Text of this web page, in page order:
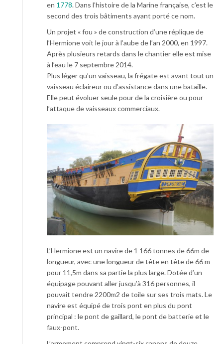
en 1778. Dans l’histoire de la Marine française, c’est le
second des trois bâtiments ayant porté ce nom.
Un projet « fou » de construction d’une réplique de
l’Hermione voit le jour à l’aube de l’an 2000, en 1997.
Après plusieurs retards dans le chantier elle est mise
à l’eau le 7 septembre 2014.
Plus léger qu’un vaisseau, la frégate est avant tout un
vaisseau éclaireur ou d’assistance dans une bataille.
Elle peut évoluer seule pour de la croisière ou pour
l’attaque de vaisseaux commerciaux.
L’Hermione est un navire de 1 166 tonnes de 66m de
longueur, avec une longueur de tête en tête de 66 m
pour 11,5m dans sa partie la plus large. Dotée d’un
équipage pouvant aller jusqu’à 316 personnes, il
pouvait tendre 2200m2 de toile sur ses trois mats. Le
navire est équipé de trois pont en plus du pont
principal : le pont de gaillard, le pont de batterie et le
faux-pont.